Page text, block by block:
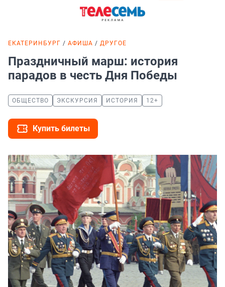
ЕКАТЕРИНБУРГ АФИША ДРУГОЕ
Праздничный марш: история
парадов в честь Дня Победы
ОБЩЕСТВО ЭКСКУРСИЯ ИСТОРИЯ 12+
Купить билеты